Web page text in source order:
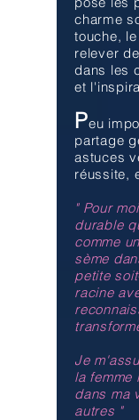
charme
touche,
relever
dans les
et
Peu
partage
astuces
réussite,
" Pour
durable
comme
sème
petite
racine
Je
la femme
dans ma
autres "